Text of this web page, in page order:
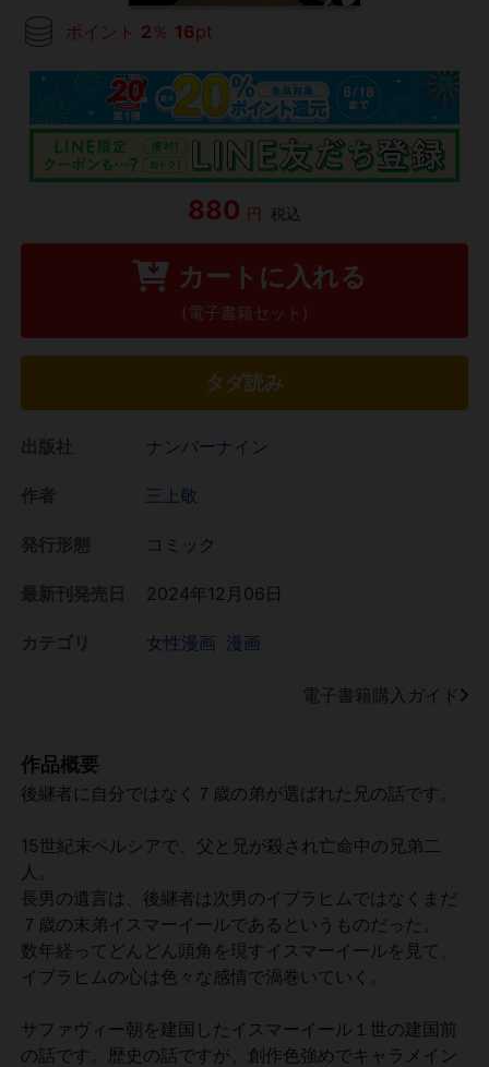
ポイント 2 ％ 16pt
880 円 税込
カートに入れる
(電子書籍セット)
タダ読み
ナンバーナイン
三上敬
コミック
2024年12月06日
女性漫画 漫画
電子書籍購入ガイド
作品概要
後継者に自分ではなく７歳の弟が選ばれた兄の話です。
15世紀末ペルシアで、父と兄が殺され亡命中の兄弟二
人。
長男の遺言は、後継者は次男のイブラヒムではなくまだ
７歳の末弟イスマーイールであるというものだった。
数年経ってどんどん頭角を現すイスマーイールを見て、
イブラヒムの心は色々な感情で渦巻いていく。
サファヴィー朝を建国したイスマーイール１世の建国前
の話です。歴史の話ですが、創作色強めでキャラメイン